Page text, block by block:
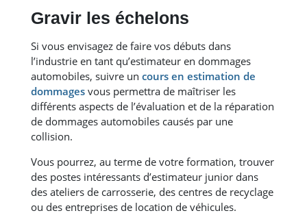
Gravir les échelons
Si vous envisagez de faire vos débuts dans
l’industrie en tant qu’estimateur en dommages
automobiles, suivre un cours en estimation de
dommages vous permettra de maîtriser les
différents aspects de l’évaluation et de la réparation
de dommages automobiles causés par une
collision.
Vous pourrez, au terme de votre formation, trouver
des postes intéressants d’estimateur junior dans
des ateliers de carrosserie, des centres de recyclage
ou des entreprises de location de véhicules.